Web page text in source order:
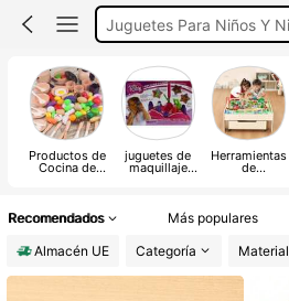
Comida De Juguete
Maquillaje Para Niña
Productos de
Cocina de
juguetes de
maquillaje
Herramientas
de
Recomendados Más populares
Almacén UE
Categoría Material